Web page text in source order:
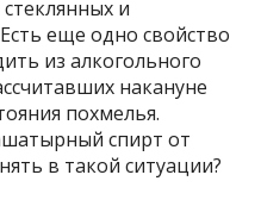
и
еще одно свойство
из алкогольного
накануне
похмелья.
спирт от
в такой ситуации?